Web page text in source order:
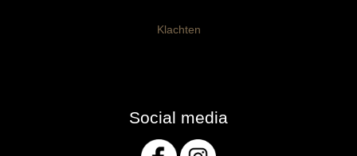
Klachten
Social media